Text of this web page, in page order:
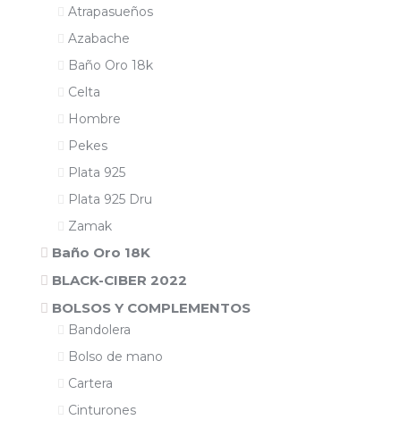
Atrapasueños
Azabache
Baño Oro 18k
Celta
Hombre
Pekes
Plata 925
Plata 925 Dru
Zamak
Baño Oro 18K
BLACK-CIBER 2022
BOLSOS Y COMPLEMENTOS
Bandolera
Bolso de mano
Cartera
Cinturones